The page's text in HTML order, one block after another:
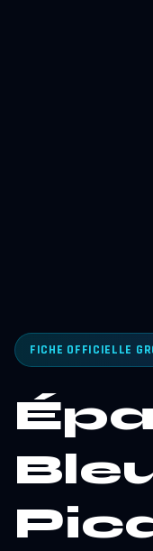
FICHE OFFICIELLE